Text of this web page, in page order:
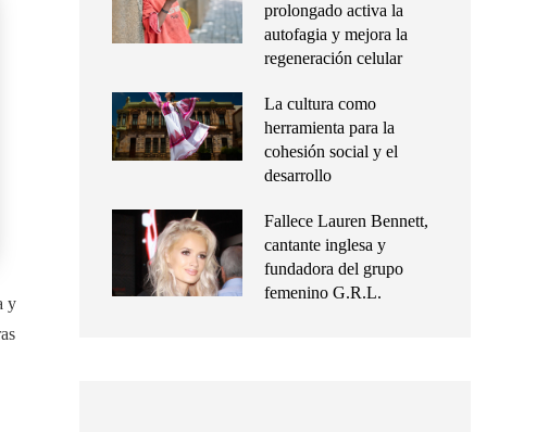
y
prolongado activa la
autofagia y mejora la
regeneración celular
La cultura como
herramienta para la
cohesión social y el
desarrollo
Fallece Lauren Bennett,
cantante inglesa y
fundadora del grupo
femenino G.R.L.